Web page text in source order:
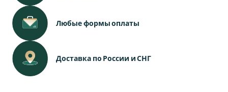
Любые формы оплаты
Доставка по России и СНГ